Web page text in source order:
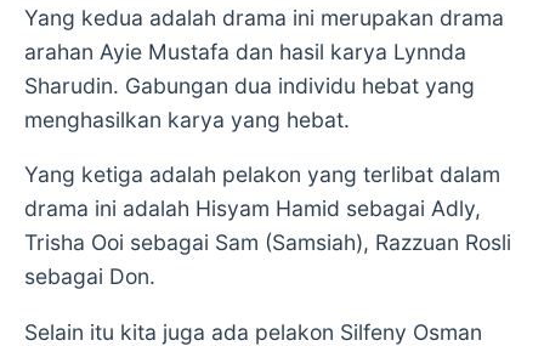
Yang kedua adalah drama ini merupakan drama
arahan Ayie Mustafa dan hasil karya Lynnda
Sharudin. Gabungan dua individu hebat yang
menghasilkan karya yang hebat.
Yang ketiga adalah pelakon yang terlibat dalam
drama ini adalah Hisyam Hamid sebagai Adly,
Trisha Ooi sebagai Sam (Samsiah), Razzuan Rosli
sebagai Don.
Selain itu kita juga ada pelakon Silfeny Osman